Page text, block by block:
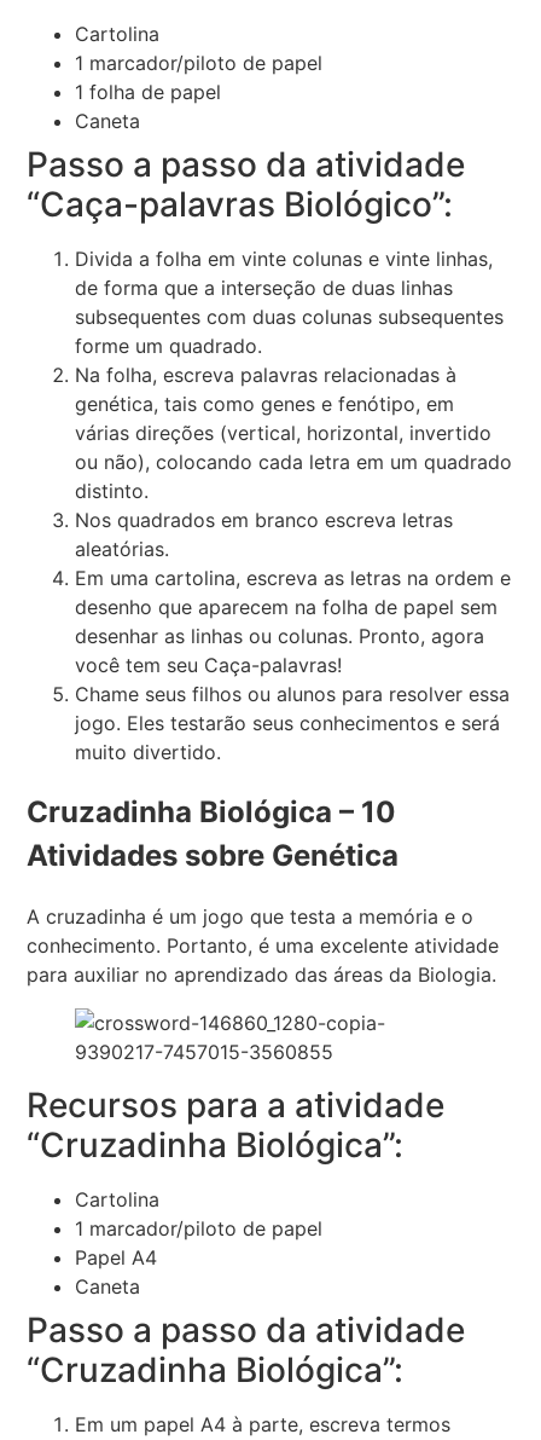
Cartolina
1 marcador/piloto de papel
1 folha de papel
Caneta
Passo a passo da atividade
“Caça-palavras Biológico”:
Divida a folha em vinte colunas e vinte linhas,
de forma que a interseção de duas linhas
subsequentes com duas colunas subsequentes
forme um quadrado.
Na folha, escreva palavras relacionadas à
genética, tais como genes e fenótipo, em
várias direções (vertical, horizontal, invertido
ou não), colocando cada letra em um quadrado
distinto.
Nos quadrados em branco escreva letras
aleatórias.
Em uma cartolina, escreva as letras na ordem e
desenho que aparecem na folha de papel sem
desenhar as linhas ou colunas. Pronto, agora
você tem seu Caça-palavras!
Chame seus filhos ou alunos para resolver essa
jogo. Eles testarão seus conhecimentos e será
muito divertido.
Cruzadinha Biológica – 10
Atividades sobre Genética
A cruzadinha é um jogo que testa a memória e o
conhecimento. Portanto, é uma excelente atividade
para auxiliar no aprendizado das áreas da Biologia.
Recursos para a atividade
“Cruzadinha Biológica”:
Cartolina
1 marcador/piloto de papel
Papel A4
Caneta
Passo a passo da atividade
“Cruzadinha Biológica”:
Em um papel A4 à parte, escreva termos